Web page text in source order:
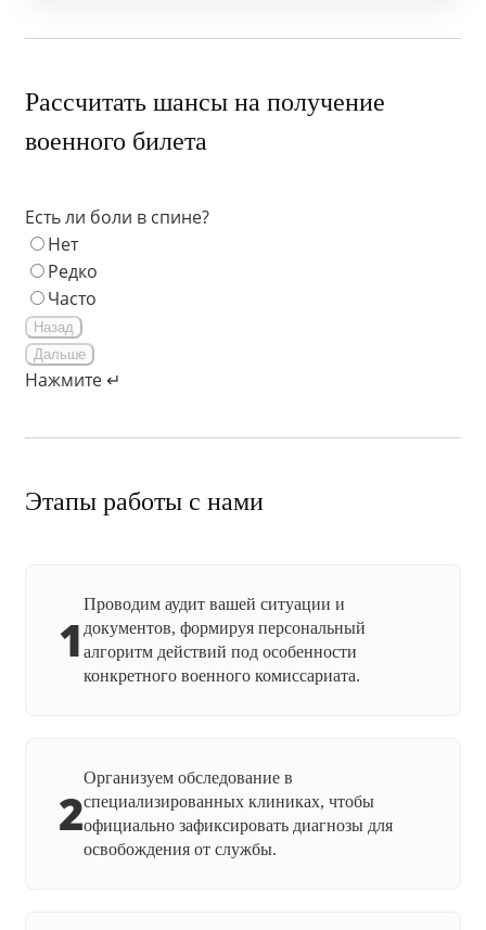
Рассчитать шансы на получение
военного билета
Есть ли боли в спине?
Нет
Редко
Часто
Назад
Дальше
Нажмите ↵
Этапы работы с нами
1
Проводим аудит вашей ситуации и
документов, формируя персональный
алгоритм действий под особенности
конкретного военного комиссариата.
2
Организуем обследование в
специализированных клиниках, чтобы
официально зафиксировать диагнозы для
освобождения от службы.